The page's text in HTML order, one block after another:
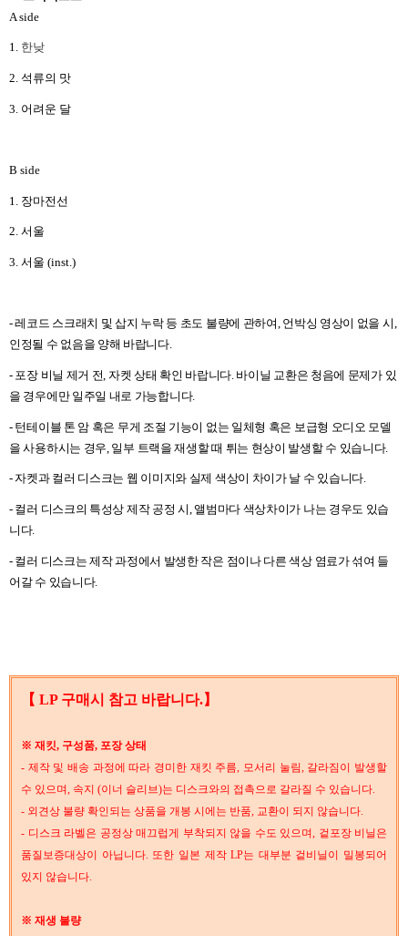
A side
1. 한낮
2. 석류의 맛
3. 어려운 달
B side
1. 장마전선
2. 서울
3. 서울 (inst.)
-레코드 스크래치 및 삽지 누락 등 초도 불량에 관하여, 언박싱 영상이 없을 시,
인정될 수 없음을 양해 바랍니다.
- 포장 비닐 제거 전 자켓 상태 확인 바랍니다. 바이닐 교환은 청음에 문제가 있
을 경우에만 일주일 내로 가능합니다.
- 턴테이블 톤 암 혹은 무게 조절 기능이 없는 일체형 혹은 보급형 오디오 모델
을 사용하시는 경우 일부 트랙을 재생할 때 튀는 현상이 발생할 수 있습니다.
-자켓과 컬러 디스크는 웹 이미지와 실제 색상이 차이가 날 수 있습니다.
- 컬러 디스크의 특성상 제작 공정 시 ,앨범마다 색상차이가 나는 경우도 있습
니다.
- 컬러 디스크는 제작 과정에서 발생한 작은 점이나 다른 색상 염료가 섞여 들
어갈 수 있습니다.
【 LP 구매시 참고 바랍니다.】
※ 재킷, 구성품, 포장 상태
- 제작 및 배송 과정에 따라 경미한 재킷 주름, 모서리 눌림, 갈라짐이 발생할
수 있으며, 속지 (이너 슬리브)는 디스크와의 접촉으로 갈라질 수 있습니다.
- 외견상 불량 확인되는 상품을 개봉 시에는 반품, 교환이 되지 않습니다.
- 디스크 라벨은 공정상 매끄럽게 부착되지 않을 수도 있으며, 겉포장 비닐은
품질보증대상이 아닙니다. 또한 일본 제작 LP는 대부분 겉비닐이 밀봉되어
있지 않습니다.
※ 재생 불량